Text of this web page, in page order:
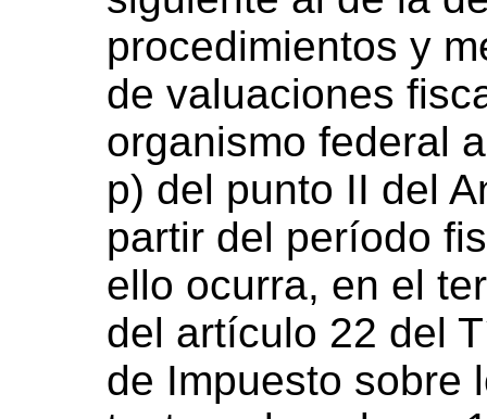
procedimientos y
de valuaciones
organismo federal
p) del punto II del
partir del período
ello ocurra, en el
del artículo 22 del
de Impuesto sobre